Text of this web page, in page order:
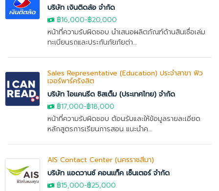
บริษัท เงินติดล้อ จำกัด
฿16,000-฿20,000
หน้าที่ความรับผิดชอบ นำเสนอผลิตภัณฑ์ด้านสินเชื่อเล่ม
ทะเบียนรถและประกันภัยภัยต่า...
Sales Representative (Education) ประจำสาขา ฟิว
เจอร์พาร์ครังสิต
บริษัท ไอแคนรีด ซิสเต็ม (ประเทศไทย) จำกัด
฿17,000-฿18,000
หน้าที่ความรับผิดชอบ ต้อนรับและให้ข้อมูลรายละเอียด
หลักสูตรการเรียนการสอน แนะนำค...
AIS Contact Center (นครราชสีมา)
บริษัท แอดวานซ์ คอนแท็ค เซ็นเตอร์ จำกัด
฿15,000-฿25,000